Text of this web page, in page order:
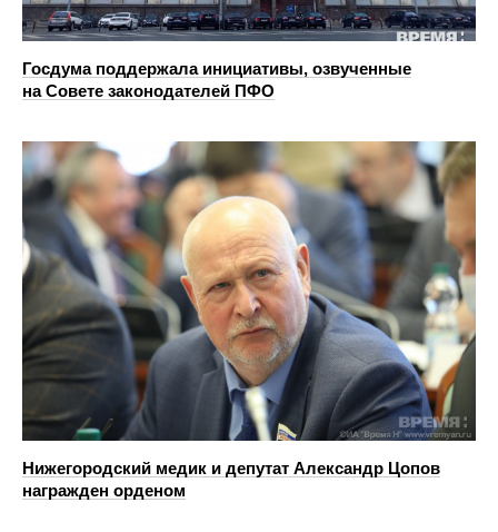
Госдума поддержала инициативы, озвученные
на Совете законодателей ПФО
Нижегородский медик и депутат Александр Цопов
награжден орденом